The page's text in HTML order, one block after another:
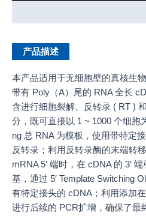
产品描述
本产品适用于无细胞壁的真核生
带有 Poly（A）尾的 RNA 全长
含进行细胞裂解、反转录 ( RT )
分，既可直接以 1 ~ 1000 个细胞
ng 总 RNA 为模板，使用带特定
反转录；利用反转录酶的末端转
mRNA 5′ 端时，在 cDNA 的 3′
基，通过 5′ Template Switching
有特定接头的 cDNA；利用添加
进行后续的 PCR扩增，确保了最